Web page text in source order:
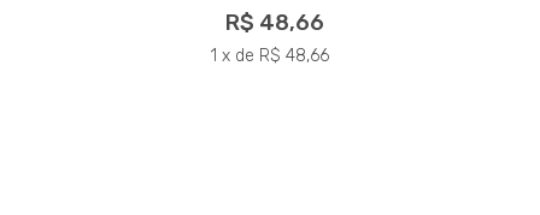
R$ 48,66
1 x de R$ 48,66